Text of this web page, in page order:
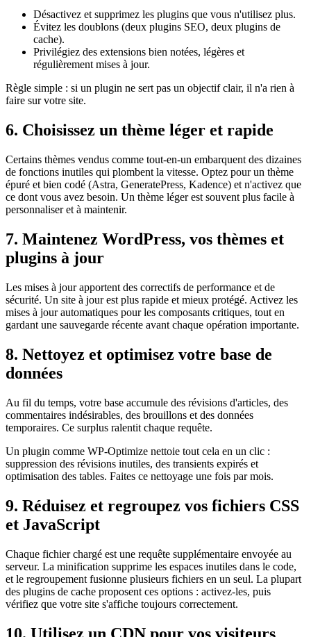
Désactivez et supprimez les plugins que vous n'utilisez plus.
Évitez les doublons (deux plugins SEO, deux plugins de
cache).
Privilégiez des extensions bien notées, légères et
régulièrement mises à jour.
Règle simple : si un plugin ne sert pas un objectif clair, il n'a rien à
faire sur votre site.
6. Choisissez un thème léger et rapide
Certains thèmes vendus comme tout-en-un embarquent des dizaines
de fonctions inutiles qui plombent la vitesse. Optez pour un thème
épuré et bien codé (Astra, GeneratePress, Kadence) et n'activez que
ce dont vous avez besoin. Un thème léger est souvent plus facile à
personnaliser et à maintenir.
7. Maintenez WordPress, vos thèmes et
plugins à jour
Les mises à jour apportent des correctifs de performance et de
sécurité. Un site à jour est plus rapide et mieux protégé. Activez les
mises à jour automatiques pour les composants critiques, tout en
gardant une sauvegarde récente avant chaque opération importante.
8. Nettoyez et optimisez votre base de
données
Au fil du temps, votre base accumule des révisions d'articles, des
commentaires indésirables, des brouillons et des données
temporaires. Ce surplus ralentit chaque requête.
Un plugin comme WP-Optimize nettoie tout cela en un clic :
suppression des révisions inutiles, des transients expirés et
optimisation des tables. Faites ce nettoyage une fois par mois.
9. Réduisez et regroupez vos fichiers CSS
et JavaScript
Chaque fichier chargé est une requête supplémentaire envoyée au
serveur. La minification supprime les espaces inutiles dans le code,
et le regroupement fusionne plusieurs fichiers en un seul. La plupart
des plugins de cache proposent ces options : activez-les, puis
vérifiez que votre site s'affiche toujours correctement.
10. Utilisez un CDN pour vos visiteurs